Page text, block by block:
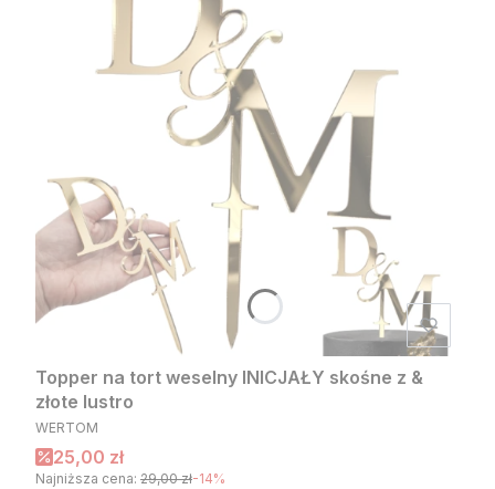
Topper na tort weselny INICJAŁY skośne z &
złote lustro
PRODUCENT
WERTOM
Cena promocyjna
25,00 zł
Najniższa cena: 29,00 zł-14%